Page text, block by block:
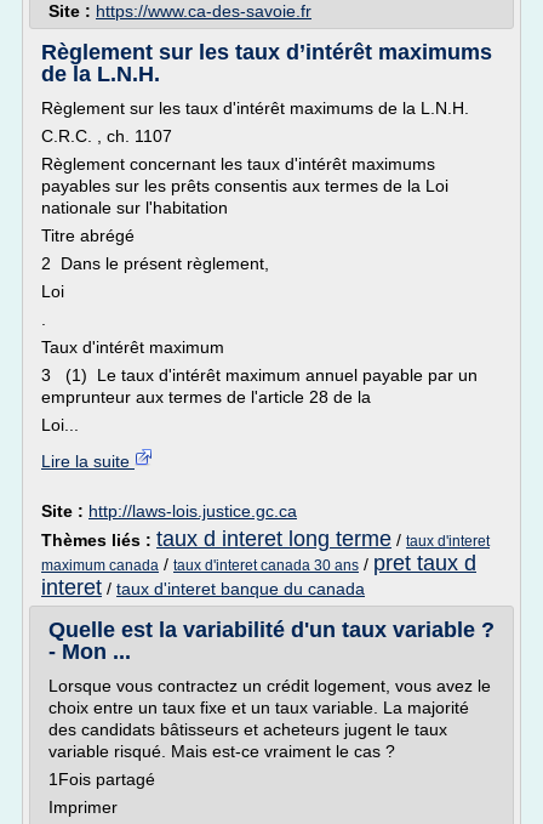
Site : https://www.ca-des-savoie.fr
Règlement sur les taux d’intérêt maximums
de la L.N.H.
Règlement sur les taux d'intérêt maximums de la L.N.H.
C.R.C. , ch. 1107
Règlement concernant les taux d'intérêt maximums
payables sur les prêts consentis aux termes de la Loi
nationale sur l'habitation
Titre abrégé
2 Dans le présent règlement,
Loi
Taux d'intérêt maximum
3 (1) Le taux d'intérêt maximum annuel payable par un
emprunteur aux termes de l'article 28 de la
Loi...
Lire la suite
Site : http://laws-lois.justice.gc.ca
Thèmes liés : taux d interet long terme / taux d'interet
maximum canada / taux d'interet canada 30 ans / pret taux d
interet / taux d'interet banque du canada
Quelle est la variabilité d'un taux variable ?
- Mon ...
Lorsque vous contractez un crédit logement, vous avez le
choix entre un taux fixe et un taux variable. La majorité
des candidats bâtisseurs et acheteurs jugent le taux
variable risqué. Mais est-ce vraiment le cas ?
1Fois partagé
Imprimer